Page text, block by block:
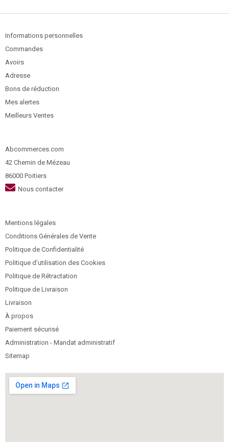
Informations personnelles
Commandes
Avoirs
Adresse
Bons de réduction
Mes alertes
Meilleurs Ventes
Abcommerces.com
42 Chemin de Mézeau
86000 Poitiers
Nous contacter
Mentions légales
Conditions Générales de Vente
Politique de Confidentialité
Politique d’utilisation des Cookies
Politique de Rétractation
Politique de Livraison
Livraison
À propos
Paiement sécurisé
Administration - Mandat administratif
Sitemap